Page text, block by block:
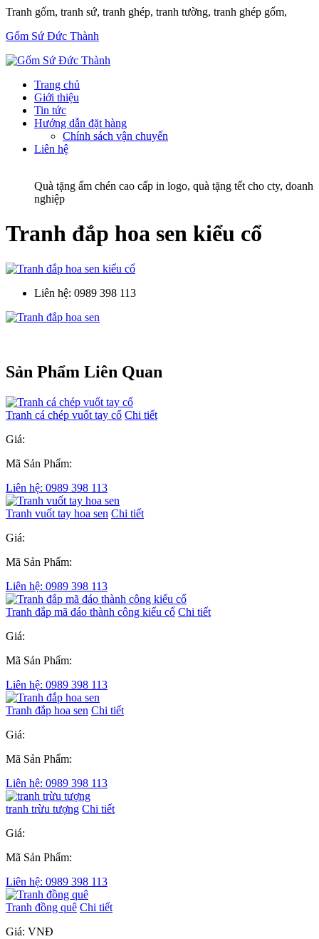
Tranh gốm, tranh sứ, tranh ghép, tranh tường, tranh ghép gốm,
Gốm Sứ Đức Thành
Trang chủ
Giới thiệu
Tin tức
Hướng dẫn đặt hàng
Chính sách vận chuyển
Liên hệ
Quà tặng ấm chén cao cấp in logo, quà tặng tết cho cty, doanh
nghiệp
Tranh đắp hoa sen kiểu cổ
Liên hệ: 0989 398 113
Sản Phẩm Liên Quan
Tranh cá chép vuốt tay cổ Chi tiết
Giá:
Mã Sản Phẩm:
Liên hệ: 0989 398 113
Tranh vuốt tay hoa sen Chi tiết
Giá:
Mã Sản Phẩm:
Liên hệ: 0989 398 113
Tranh đắp mã đáo thành công kiểu cổ Chi tiết
Giá:
Mã Sản Phẩm:
Liên hệ: 0989 398 113
Tranh đắp hoa sen Chi tiết
Giá:
Mã Sản Phẩm:
Liên hệ: 0989 398 113
tranh trừu tượng Chi tiết
Giá:
Mã Sản Phẩm:
Liên hệ: 0989 398 113
Tranh đồng quê Chi tiết
Giá: VNĐ